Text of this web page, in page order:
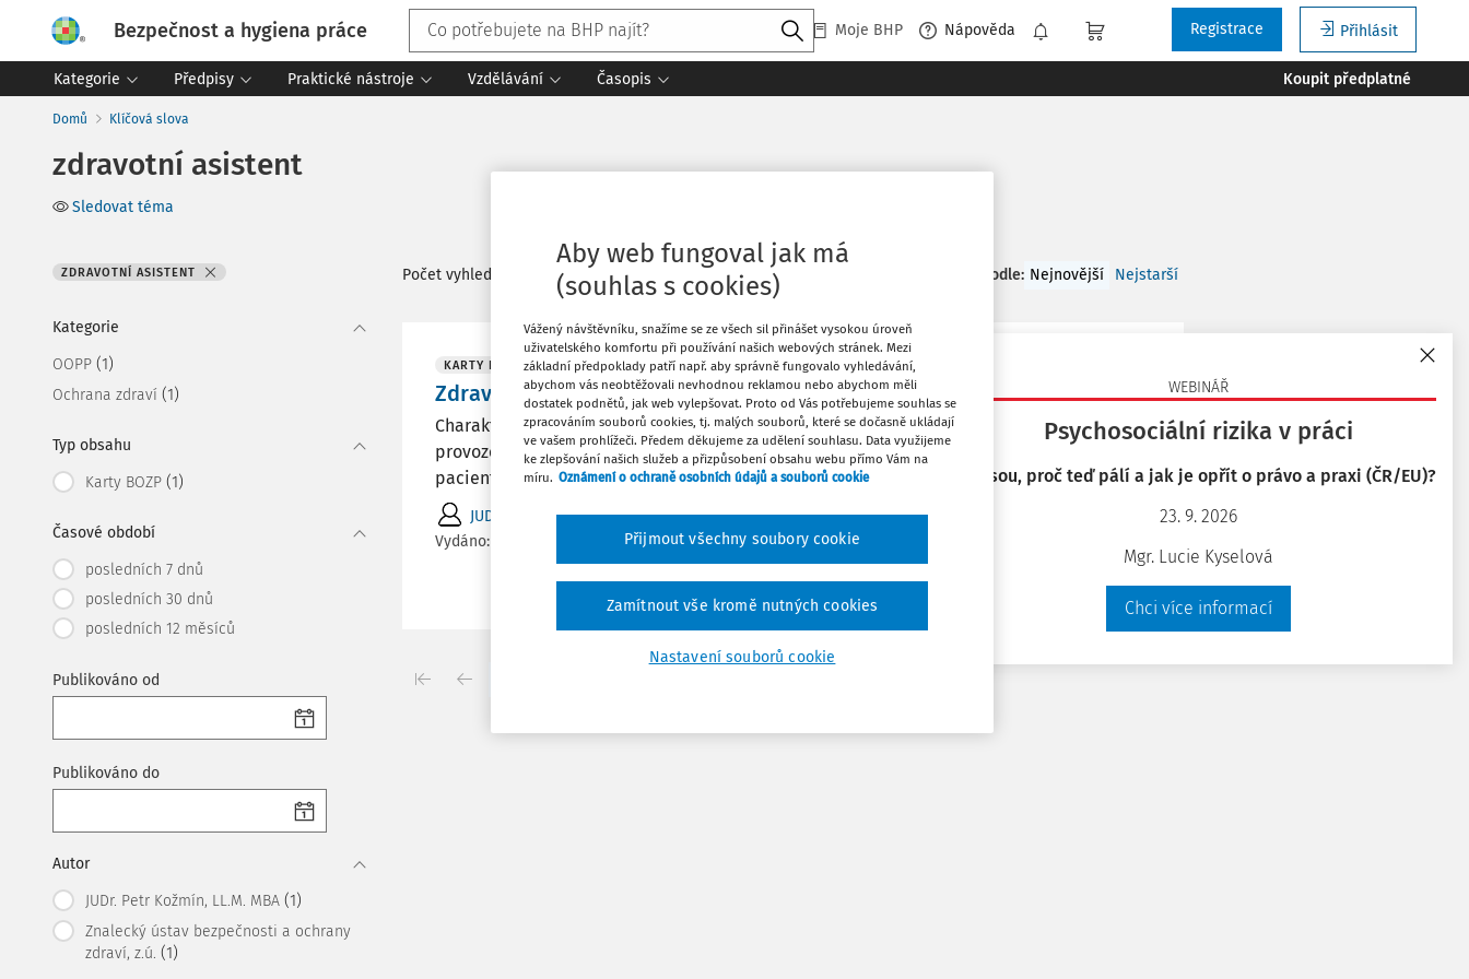
Bezpečnost a hygiena práce Moje BHP Nápověda Přihlásit
Registrace
Kategorie Předpisy Praktické nástroje Vzdělávání Časopis Koupit předplatné
WEBINÁŘ
Psychosociální rizika v práci
Co jsou, proč teď pálí a jak je opřít o právo a praxi (ČR/EU)?
23. 9. 2026
Mgr. Lucie Kyselová
Chci více informací
Domů Klíčová slova
zdravotní asistent
Sledovat téma
ZDRAVOTNÍ ASISTENT
Kategorie
OOPP (1)
Ochrana zdraví (1)
Typ obsahu
Karty BOZP (1)
Časové období
posledních 7 dnů
posledních 30 dnů
posledních 12 měsíců
Publikováno od
Publikováno do
Autor
JUDr. Petr Kožmín, LL.M. MBA (1)
Znalecký ústav bezpečnosti a ochrany
zdraví, z.ú. (1)
Počet vyhledaných dokumentů: 1 Řadit podle: Nejnovější Nejstarší
KARTY BOZP
Zdravotní asistent
Charakteristickým místem výkonu práce vnitřní prostory v nemocničních i ambulantních
provozech, stacionáře, zdravotnická zařízení, zařízení sociální péče, nebo v bytech
pacientů, kde probíhá domácí ošetřovatelská péče o dospělé a děti. Nejvhodnější ...
JUDr. Petr Kožmín LL.M. MBA,Znalecký ústav bezpečnosti a ochrany zdraví, z.ú.
Vydáno:
12 minut čtení
Aby web fungoval jak má
(souhlas s cookies)
Vážený návštěvníku, snažíme se ze všech sil přinášet vysokou úroveň
uživatelského komfortu při používání našich webových stránek. Mezi
základní předpoklady patří např. aby správně fungovalo vyhledávání,
abychom vás neobtěžovali nevhodnou reklamou nebo abychom měli
dostatek podnětů, jak web vylepšovat. Proto od Vás potřebujeme souhlas se
zpracováním souborů cookies, tj. malých souborů, které se dočasně ukládají
ve vašem prohlížeči. Předem děkujeme za udělení souhlasu. Data využijeme
ke zlepšování našich služeb a přizpůsobení obsahu webu přímo Vám na
míru. Oznámení o ochraně osobních údajů a souborů cookie
Nastavení souborů cookie
Zamítnout vše kromě nutných cookies
Přijmout všechny soubory cookie